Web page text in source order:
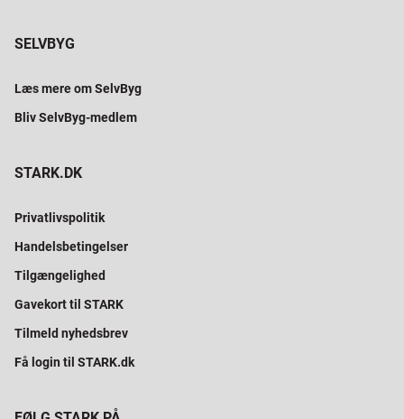
SELVBYG
Læs mere om SelvByg
Bliv SelvByg-medlem
STARK.DK
Privatlivspolitik
Handelsbetingelser
Tilgængelighed
Gavekort til STARK
Tilmeld nyhedsbrev
Få login til STARK.dk